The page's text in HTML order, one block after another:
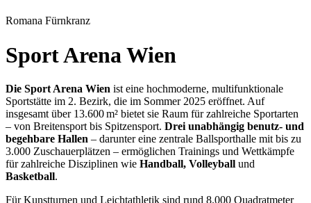
Romana Fürnkranz
Sport Arena Wien
Die Sport Arena Wien ist eine hochmoderne, multifunktionale
Sportstätte im 2. Bezirk, die im Sommer 2025 eröffnet. Auf
insgesamt über 13.600 m² bietet sie Raum für zahlreiche Sportarten
– von Breitensport bis Spitzensport. Drei unabhängig benutz- und
begehbare Hallen – darunter eine zentrale Ballsporthalle mit bis zu
3.000 Zuschauerplätzen – ermöglichen Trainings und Wettkämpfe
für zahlreiche Disziplinen wie Handball, Volleyball und
Basketball.
Für Kunstturnen und Leichtathletik sind rund 8.000 Quadratmeter